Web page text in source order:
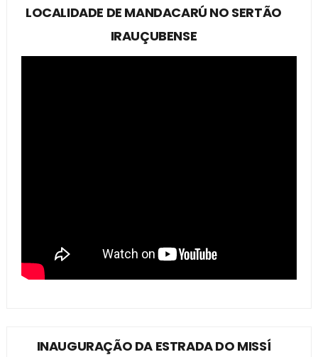
LOCALIDADE DE MANDACARÚ NO SERTÃO
IRAUÇUBENSE
INAUGURAÇÃO DA ESTRADA DO MISSÍ